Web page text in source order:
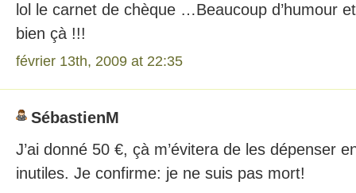
lol le carnet de chèque …Beaucoup d’humour
bien çà !!!
février 13th, 2009 at 22:35
SébastienM
J’ai donné 50 €, çà m’évitera de les dépenser
inutiles. Je confirme: je ne suis pas mort!